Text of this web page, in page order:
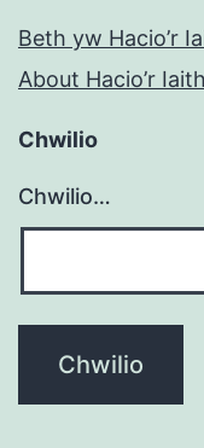
Beth yw Hacio’r
About Hacio’r
Chwilio
Chwilio…